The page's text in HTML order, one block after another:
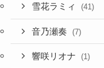
雪花ラミィ (41)
音乃瀬奏 (7)
響咲リオナ (1)